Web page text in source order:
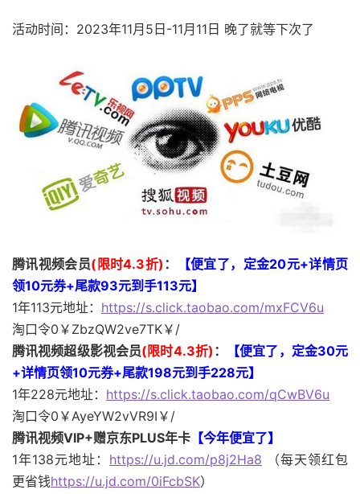
活动时间：2023年11月5日-11月11日 晚了就等下次了
腾讯视频会员(限时4.3折) ： 【便宜了， 定金20元+详情页
领10元券+尾款93元到手113元】
1年113元地址： https://s.click.taobao.com/mxFCV6u
淘口令0￥ZbzQW2ve7TK￥/
腾讯视频超级影视会员(限时4.3折) ： 【便宜了， 定金30元
+详情页领10元券+尾款198元到手228元】
1年228元地址： https://s.click.taobao.com/qCwBV6u
淘口令0￥AyeYW2vVR9I￥/
腾讯视频VIP+赠京东PLUS年卡 【今年便宜了】
1年138元地址： https://u.jd.com/p8j2Ha8 （每天领红包
更省钱https://u.jd.com/0iFcbSK）